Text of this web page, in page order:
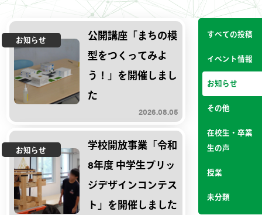
公開講座「まちの模
型をつくってみよ
う！」を開催しまし
た
2026.08.05
お知らせ
学校開放事業「令和
8年度 中学生ブリッ
ジデザインコンテス
ト」を開催しました
お知らせ
すべての投稿
イベント情報
お知らせ
その他
在校生・卒業
生の声
授業
未分類